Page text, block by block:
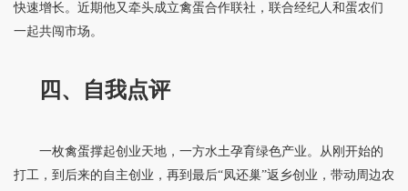
快速增长。近期他又牵头成立禽蛋合作联社，联合经纪人和蛋农们
一起共闯市场。
四、自我点评
一枚禽蛋撑起创业天地，一方水土孕育绿色产业。从刚开始的
打工，到后来的自主创业，再到最后“凤还巢”返乡创业，带动周边农